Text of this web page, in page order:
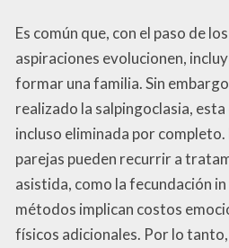
Es común que, con el paso de
aspiraciones evolucionen,
formar una familia. Sin
realizado la salpingoclasia,
incluso eliminada por completo.
parejas pueden recurrir a
asistida, como la fecundación
métodos implican costos
físicos adicionales. Por lo